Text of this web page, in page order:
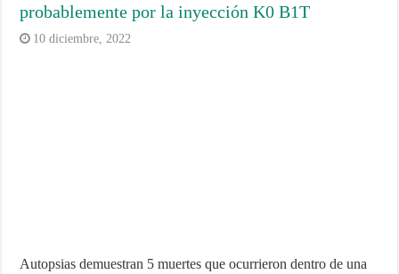
probablemente por la inyección K0 B1T
10 diciembre, 2022
Autopsias demuestran 5 muertes que ocurrieron dentro de una